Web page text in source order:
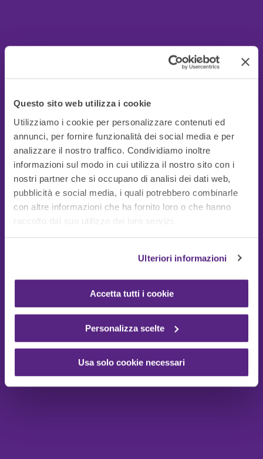
Questo sito web utilizza i cookie
Utilizziamo i cookie per personalizzare contenuti ed
annunci, per fornire funzionalità dei social media e per
analizzare il nostro traffico. Condividiamo inoltre
informazioni sul modo in cui utilizza il nostro sito con i
nostri partner che si occupano di analisi dei dati web,
pubblicità e social media, i quali potrebbero combinarle
con altre informazioni che ha fornito loro o che hanno
raccolto dal suo utilizzo dei loro servizi.
Ulteriori informazioni
Accetta tutti i cookie
Personalizza scelte
Usa solo cookie necessari
Guide Utili